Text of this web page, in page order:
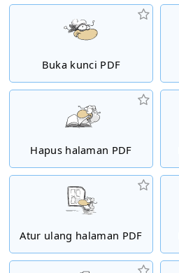
Buka kunci PDF
Hapus halaman PDF
Atur ulang halaman PDF